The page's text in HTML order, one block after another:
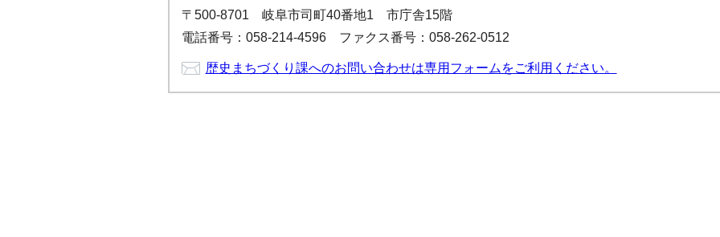
〒500-8701 岐阜市司町40番地1 市庁舎15階
電話番号：058-214-4596 ファクス番号：058-262-0512
歴史まちづくり課へのお問い合わせは専用フォームをご利用ください。